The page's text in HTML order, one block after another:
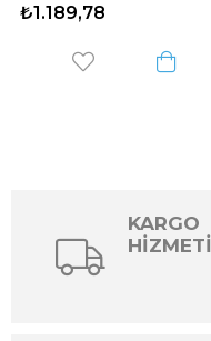
₺1.189,78
KARGO
HİZMETİ